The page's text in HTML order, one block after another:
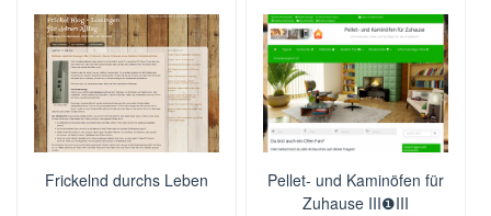
Frickelnd durchs Leben
Pellet- und Kaminöfen für
Zuhause III❶III